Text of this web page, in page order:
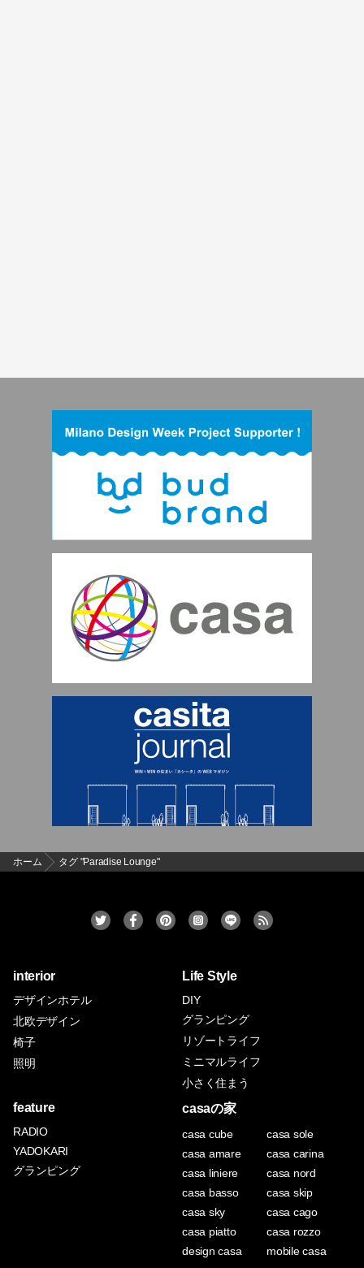
ホーム タグ "Paradise Lounge"
interior
デザインホテル
北欧デザイン
椅子
照明
Life Style
DIY
グランピング
リゾートライフ
ミニマルライフ
小さく住まう
feature
RADIO
YADOKARI
グランピング
casaの家
casa cube
casa sole
casa amare
casa carina
casa liniere
casa nord
casa basso
casa skip
casa sky
casa cago
casa piatto
casa rozzo
design casa
mobile casa